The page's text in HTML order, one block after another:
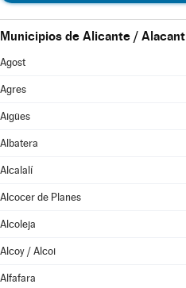
Municipios de Alicante / Alacant
Agost
Agres
Aigües
Albatera
Alcalalí
Alcocer de Planes
Alcoleja
Alcoy / Alcoi
Alfafara